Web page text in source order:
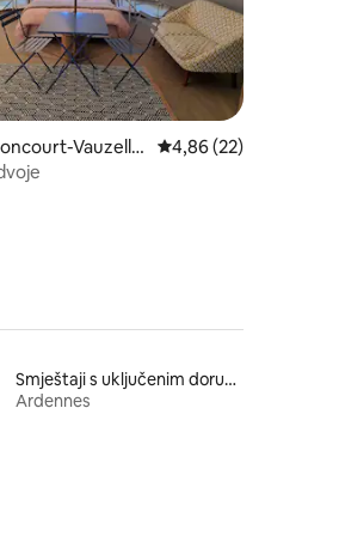
recenzija: 20
Vauzelle
Prosječna ocjena:
4,86 (22)
Smještaji s uključenim doručkom
Ardennes